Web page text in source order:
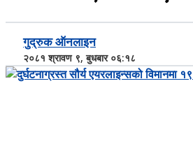
गुद्रुक ऑनलाइन
२०८१ श्रावण ९, बुधबार ०६:१८